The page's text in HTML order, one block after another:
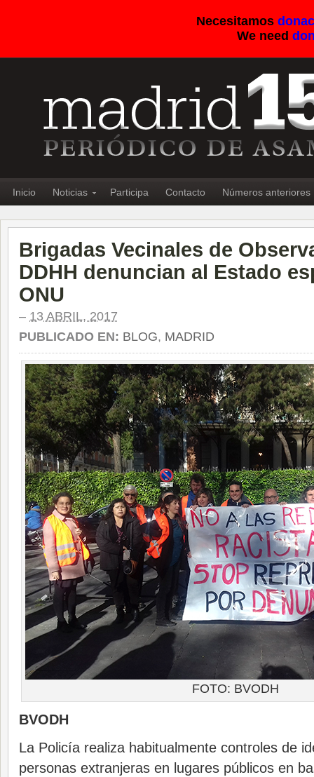
Necesitamos
We need
Inicio Noticias Participa Contacto Números anteriores
Brigadas Vecinales de
DDHH denuncian al Estado
ONU
– 13 ABRIL, 2017
PUBLICADO EN: BLOG, MADRID
FOTO: BVODH
BVODH
La Policía realiza habitualmente controles de
personas extranjeras en lugares públicos en